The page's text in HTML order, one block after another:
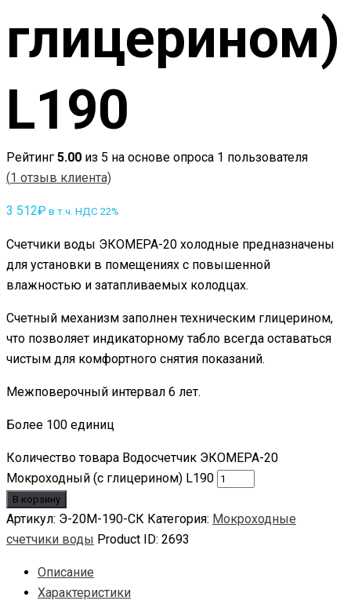
глицерином)
L190
Рейтинг 5.00 из 5 на основе опроса 1 пользователя
(1 отзыв клиента)
3 512₽ в т.ч. НДС 22%
Счетчики воды ЭКОМЕРА-20 холодные предназначены
для установки в помещениях с повышенной
влажностью и затапливаемых колодцах.
Счетный механизм заполнен техническим глицерином,
что позволяет индикаторному табло всегда оставаться
чистым для комфортного снятия показаний.
Межповерочный интервал 6 лет.
Более 100 единиц
Количество товара Водосчетчик ЭКОМЕРА-20
Мокроходный (с глицерином) L190
В корзину
Артикул: Э-20М-190-СК Категория: Мокроходные
счетчики воды Product ID: 2693
Описание
Характеристики